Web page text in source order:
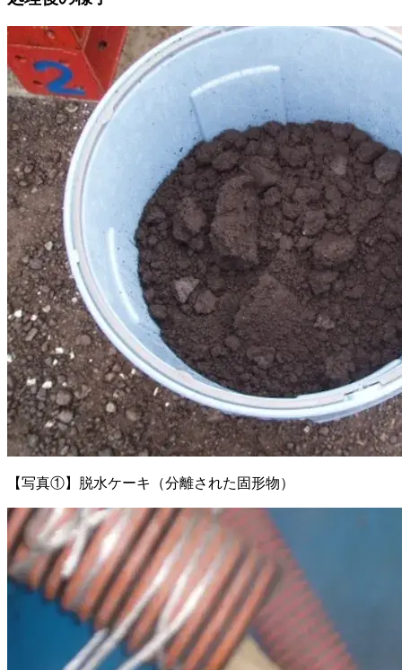
【写真①】脱水ケーキ（分離された固形物）